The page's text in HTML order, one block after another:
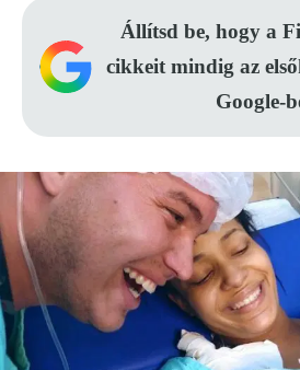
Állítsd be, hogy a
cikkeit mindig az
Google-